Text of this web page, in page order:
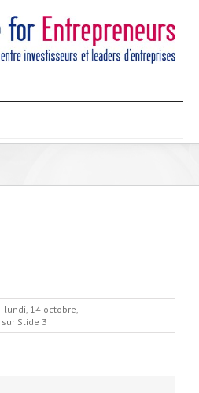
lundi, 14 octobre,
sur Slide 3